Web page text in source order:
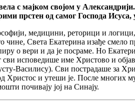
с мајком својом у
прстен од самог Господа
медицини, реторици и
Света Екатерина изађе смело
о вери и да је посраме. Но
исповедише име Христово и
Василису). Сви пострадаше за
Христос и утеши је. После многих
почивају јој на Синају.